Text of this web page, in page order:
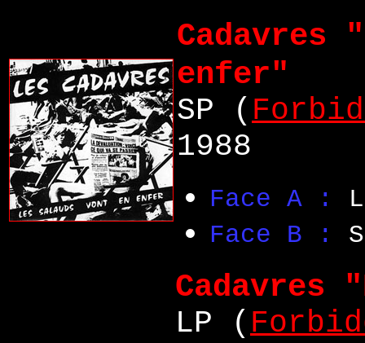
Cadavres "
enfer"
SP (
1988
Face A :
Face B :
Cadavres "
LP (